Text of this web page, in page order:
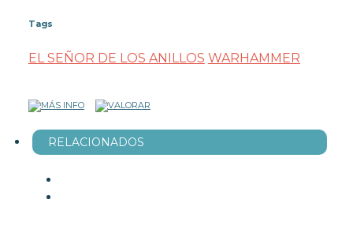
Tags
EL SEÑOR DE LOS ANILLOS WARHAMMER
RELACIONADOS